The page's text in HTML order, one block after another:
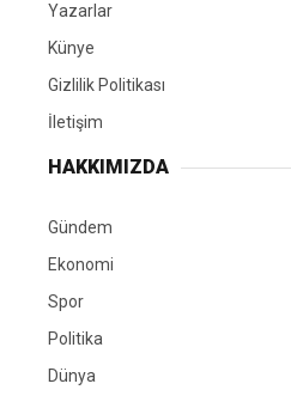
Yazarlar
Künye
Gizlilik Politikası
İletişim
HAKKIMIZDA
Gündem
Ekonomi
Spor
Politika
Dünya